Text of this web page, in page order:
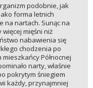
podobnie, jak
forma letnich
nartach. Sunąc na
mięśni niż
nabawienia się
chodzenia po
Północnej
narty, właśnie
pokrytym śniegiem
każdy, przynajmniej